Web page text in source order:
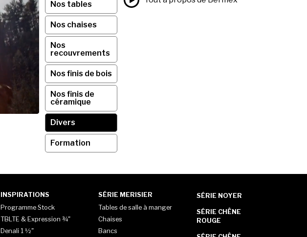
Nos tables
Nos chaises
Nos
recouvrements
Nos finis de bois
Nos finis de
céramique
Divers
Formation
INSPIRATIONS
Programme Stock
TBLTE & Expression ¾"
Denali 1 ½"
SÉRIE MERISIER
Tables de salle à manger
Chaises
Bancs
SÉRIE NOYER
SÉRIE CHÊNE
ROUGE